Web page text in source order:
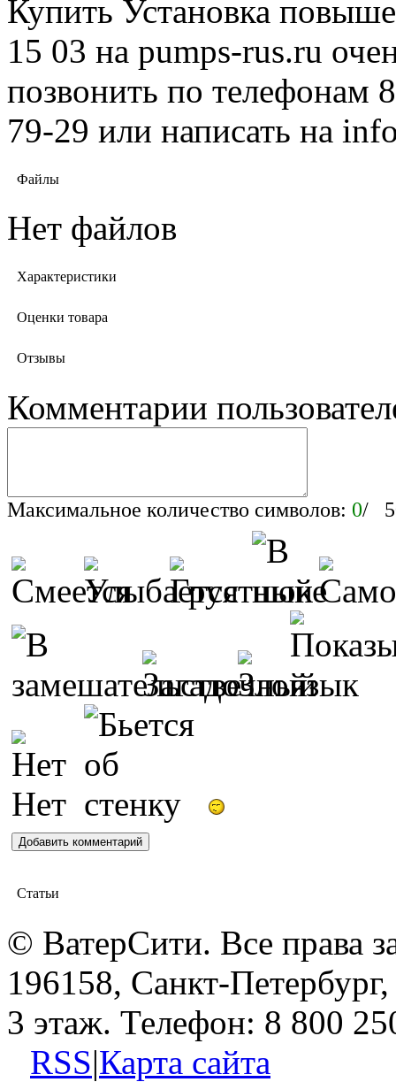
Купить Установка
15 03 на pumps-rus.ru
позвонить по телефонам
79-29 или написать на
Файлы
Нет файлов
Характеристики
Оценки товара
Отзывы
Комментарии
Максимальное количество символов: 0/
Статьи
© ВатерСити. Все права
196158, Санкт-
3 этаж. Телефон: 8 800
RSS|Карта сайта